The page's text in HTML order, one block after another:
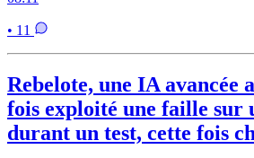
• 11
Rebelote, une IA avancée
fois exploité une faille sur
durant un test, cette fois